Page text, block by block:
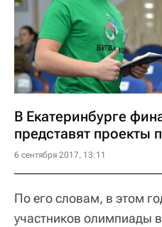
В Екатеринбурге
представят проекты
6 сентября 2017, 13:11
По его словам, в этом
участников олимпиады